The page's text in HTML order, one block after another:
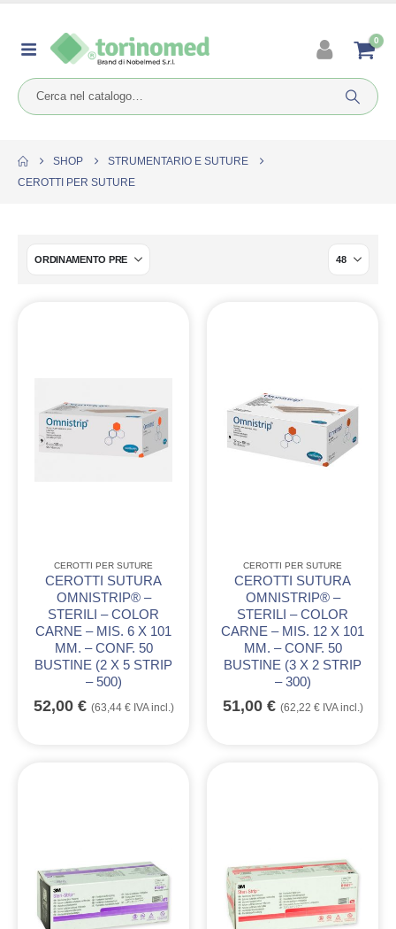
0
SHOP
STRUMENTARIO E SUTURE
CEROTTI PER SUTURE
CEROTTI PER SUTURE
CEROTTI SUTURA
OMNISTRIP® –
STERILI – COLOR
CARNE – MIS. 6 X 101
MM. – CONF. 50
BUSTINE (2 X 5 STRIP
– 500)
52,00 € (63,44 €IVA incl.)
CEROTTI PER SUTURE
CEROTTI SUTURA
OMNISTRIP® –
STERILI – COLOR
CARNE – MIS. 12 X 101
MM. – CONF. 50
BUSTINE (3 X 2 STRIP
– 300)
51,00 € (62,22 €IVA incl.)